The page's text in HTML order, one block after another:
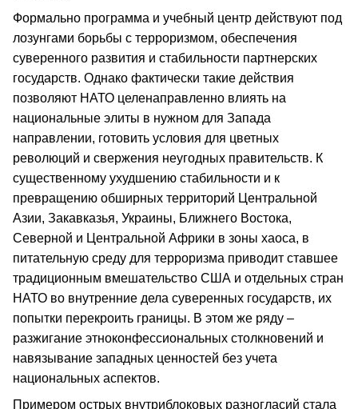
Формально программа и учебный центр действуют под
лозунгами борьбы с терроризмом, обеспечения
суверенного развития и стабильности партнерских
государств. Однако фактически такие действия
позволяют НАТО целенаправленно влиять на
национальные элиты в нужном для Запада
направлении, готовить условия для цветных
революций и свержения неугодных правительств. К
существенному ухудшению стабильности и к
превращению обширных территорий Центральной
Азии, Закавказья, Украины, Ближнего Востока,
Северной и Центральной Африки в зоны хаоса, в
питательную среду для терроризма приводит ставшее
традиционным вмешательство США и отдельных стран
НАТО во внутренние дела суверенных государств, их
попытки перекроить границы. В этом же ряду –
разжигание этноконфессиональных столкновений и
навязывание западных ценностей без учета
национальных аспектов.
Примером острых внутриблоковых разногласий стала